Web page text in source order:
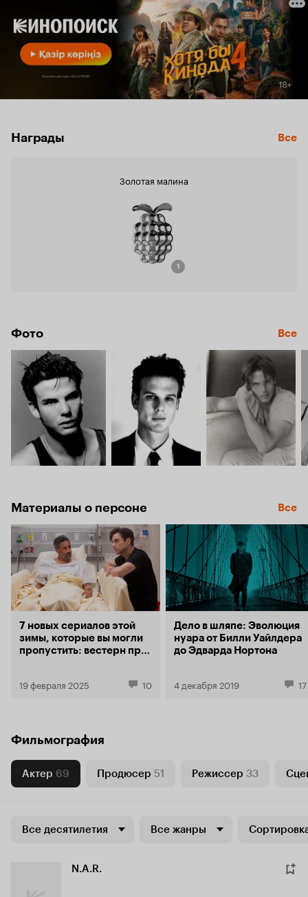
Награды Все
Золотая малина
1
Фото Все
Материалы о персоне Все
7 новых сериалов этой
зимы, которые вы могли
пропустить: вестерн про
Колином Фёртом
19 февраля 2025 10
Дело в шляпе: Эволюция
нуара от Билли Уайлдера
до Эдварда Нортона
4 декабря 2019 17
Фильмография
Актер 69 Продюсер 51 Режиссер 33
Все десятилетия Все жанры
N.A.R.